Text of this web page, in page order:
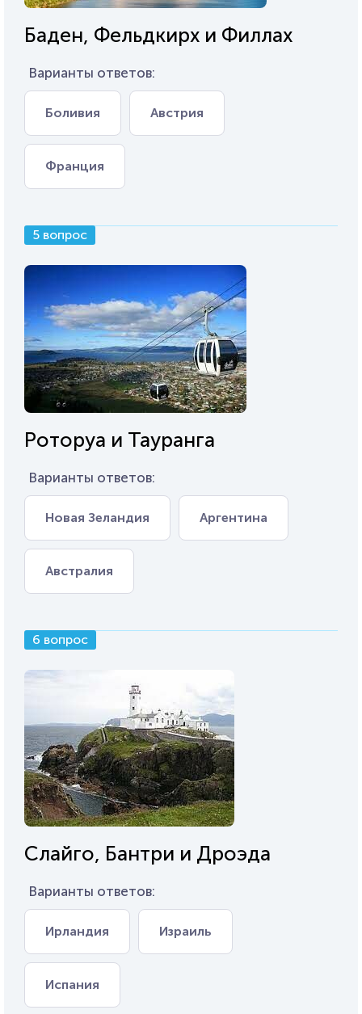
Баден, Фельдкирх и Филлах
Варианты ответов:
Боливия Австрия
Франция
5 вопрос
Роторуа и Тауранга
Варианты ответов:
Новая Зеландия Аргентина
Австралия
6 вопрос
Слайго, Бантри и Дроэда
Варианты ответов:
Ирландия Израиль
Испания